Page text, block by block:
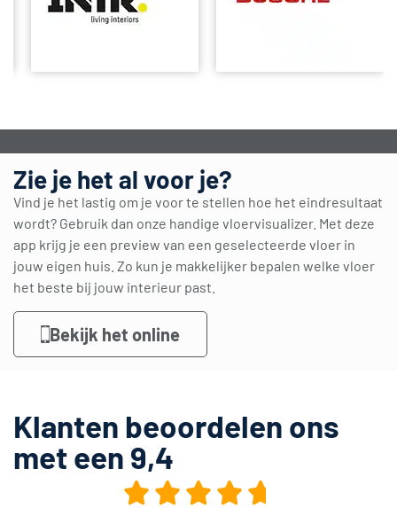
Zie je het al voor je?
Vind je het lastig om je voor te stellen hoe het eindresultaat
wordt? Gebruik dan onze handige vloervisualizer. Met deze
app krijg je een preview van een geselecteerde vloer in
jouw eigen huis. Zo kun je makkelijker bepalen welke vloer
het beste bij jouw interieur past.
Bekijk het online
Klanten beoordelen ons
met een 9,4
    